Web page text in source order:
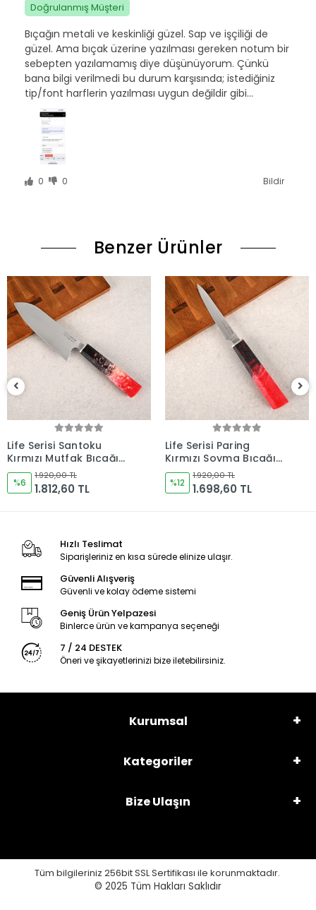
Doğrulanmış Müşteri
Bıçağın metali ve keskinliği güzel. Sap ve işçiliği de
güzel. Ama bıçak üzerine yazılması gereken notum bir
sebepten yazılamamış diye düşünüyorum. Çünkü
bana bilgi verilmedi bu durum karşısında; istediğiniz
tip/font harflerin yazılması uygun değildir gibi...
0 0 Bildir
Benzer Ürünler
Life Serisi Paring
Kırmızı Soyma Bıçağı
120mm Namlu -
Kocakaya Bıçakları
%12
1.920,00 TL
1.698,60 TL
(1)
Life Serisi Outdoor2
Kırmızı Kamp Bıçağı
165mm Namlu -
Kocakaya Bıçakları
%6
1.920,00 TL
1.812,60 TL
Hızlı Teslimat
Siparişleriniz en kısa sürede elinize ulaşır.
Güvenli Alışveriş
Güvenli ve kolay ödeme sistemi
Geniş Ürün Yelpazesi
Binlerce ürün ve kampanya seçeneği
7 / 24 DESTEK
Öneri ve şikayetlerinizi bize iletebilirsiniz.
Kurumsal
Kategoriler
Bize Ulaşın
Tüm bilgileriniz 256bit SSL Sertifikası ile korunmaktadır.
© 2025 Tüm Hakları Saklıdır